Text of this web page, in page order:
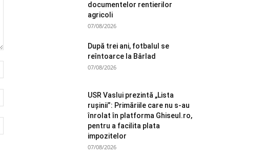
documentelor rentierilor
agricoli
07/08/2026
După trei ani, fotbalul se
reîntoarce la Bârlad
07/08/2026
USR Vaslui prezintă „Lista
rușinii”: Primăriile care nu s-au
înrolat în platforma Ghiseul.ro,
pentru a facilita plata
impozitelor
07/08/2026